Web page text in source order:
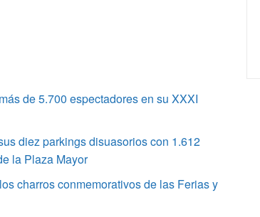
de 5.700 espectadores en su XXXI
diez parkings disuasorios con 1.612
la Plaza Mayor
charros conmemorativos de las Ferias y